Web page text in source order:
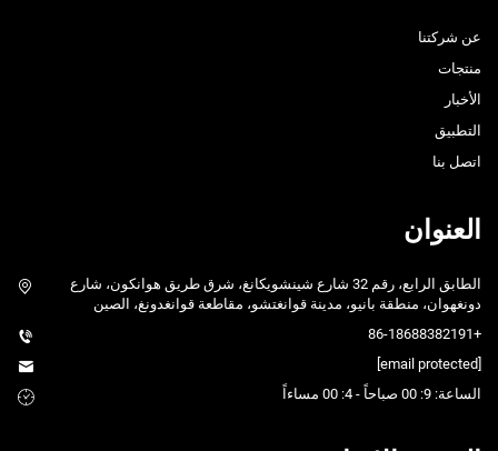
عن شركتنا
منتجات
الأخبار
التطبيق
اتصل بنا
العنوان
الطابق الرابع، رقم 32 شارع شينشويكانغ، شرق طريق هوانكون، شارع
دونغهوان، منطقة بانيو، مدينة قوانغتشو، مقاطعة قوانغدونغ، الصين
+86-18688382191
الساعة: 9: 00 صباحاً - 4: 00 مساءاً